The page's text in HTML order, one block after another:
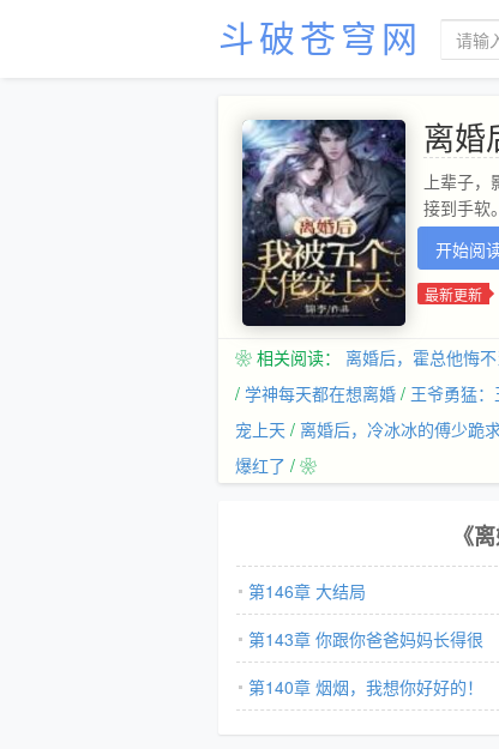
斗破苍穹网
离婚
上辈子
接到手软
开始阅
最新更新
❀ 相关阅读： 离婚后，霍总他悔
/ 学神每天都在想离婚 / 王爷勇猛
宠上天 / 离婚后，冷冰冰的傅少跪
爆红了 / ❀
《
第146章 大结局
第143章 你跟你爸爸妈妈长得很
像！
第140章 烟烟，我想你好好的！